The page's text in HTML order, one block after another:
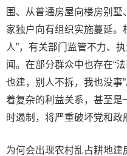
围、从普通房屋向楼房别
家独户向有组织实施蔓延。
人”，有关部门监管不力、
闻。在部分群众中也存在“
也建，别人不拆，我也没事
着复杂的利益关系，甚至是
时遏制，将严重破坏党和政
为何会出现农村乱占耕地